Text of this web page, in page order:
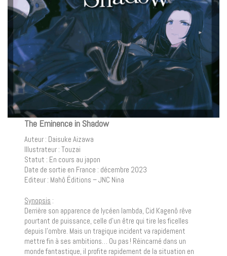
The Eminence in Shadow
Auteur : Daisuke Aizawa
Illustrateur : Touzai
Statut : En cours au japon
Date de sortie en France : décembre 2023
Editeur : Mahô Éditions – JNC Nina
Synopsis :
Derrière son apparence de lycéen lambda, Cid Kagenô rêve
pourtant de puissance, celle d’un être qui tire les ficelles
depuis l’ombre. Mais un tragique incident va rapidement
mettre fin à ses ambitions… Ou pas ! Réincarné dans un
monde fantastique, il profite rapidement de la situation en